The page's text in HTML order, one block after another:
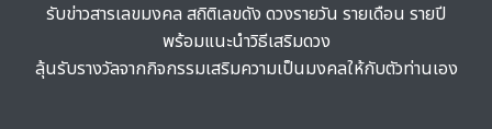
รับข่าวสารเลขมงคล สถิติเลขดัง ดวงรายวัน รายเดือน รายปี
พร้อมแนะนำวิธีเสริมดวง
ลุ้นรับรางวัลจากกิจกรรมเสริมความเป็นมงคลให้กับตัวท่านเอง